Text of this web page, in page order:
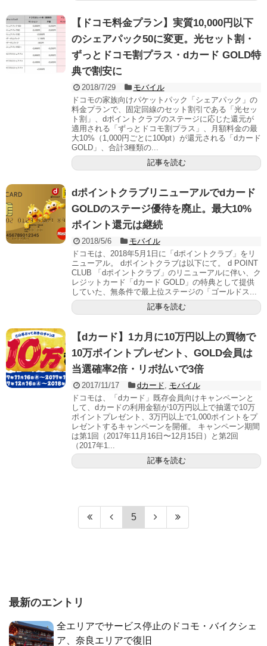
【ドコモ料金プラン】実質10,000円以下
のシェアパック50に変更。光セット割・
ずっとドコモ割プラス・dカード GOLD特
典で割安に
2018/7/29
モバイル
ドコモの家族向けパケットパック「シェアパック」の
料金プランで、固定回線のセット割引である「光セッ
ト割」、dポイントクラブのステージに応じた還元が
適用される「ずっとドコモ割プラス」、月額料金の最
大10%（1,000円ごとに100pt）が還元される「dカード
GOLD」、合計3種類の...
記事を読む
dポイントクラブリニューアルでdカード
GOLDのステージ優待を廃止。最大10%
ポイント還元は継続
2018/5/6
モバイル
ドコモは、2018年5月1日に「dポイントクラブ」をリ
ニューアル。 dポイントクラブは以下にて。 d POINT
CLUB 「dポイントクラブ」のリニューアルに伴い、ク
レジットカード「dカード GOLD」の特典として提供
していた、無条件で最上位ステージの「ゴールドス...
記事を読む
【dカード】1カ月に10万円以上の買物で
10万ポイントプレゼント、GOLD会員は
当選確率2倍・リボ払いで3倍
2017/11/17 dカード
モバイル
ドコモは、「dカード」既存会員向けキャンペーンと
して、dカードの利用金額が10万円以上で抽選で10万
ポイントプレゼント、3万円以上で1,000ポイントをプ
レゼントするキャンペーンを開催。 キャンペーン期間
は第1回（2017年11月16日〜12月15日）と第2回
（2017年1...
記事を読む
5
最新のエントリ
全エリアでサービス停止のドコモ・バイクシェ
ア、奈良エリアで復旧